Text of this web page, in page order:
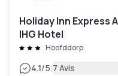
Holiday Inn Express
IHG Hotel
Hoofddorp
4.1/5|7 Avis